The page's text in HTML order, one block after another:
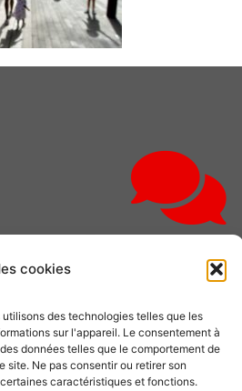
cookies
des technologies telles que les
sur l'appareil. Le consentement à
données telles que le comportement de
site. Ne pas consentir ou retirer son
caractéristiques et fonctions.
Des
Pour adhérer ou pour
demandes
NOUS CONTACTER